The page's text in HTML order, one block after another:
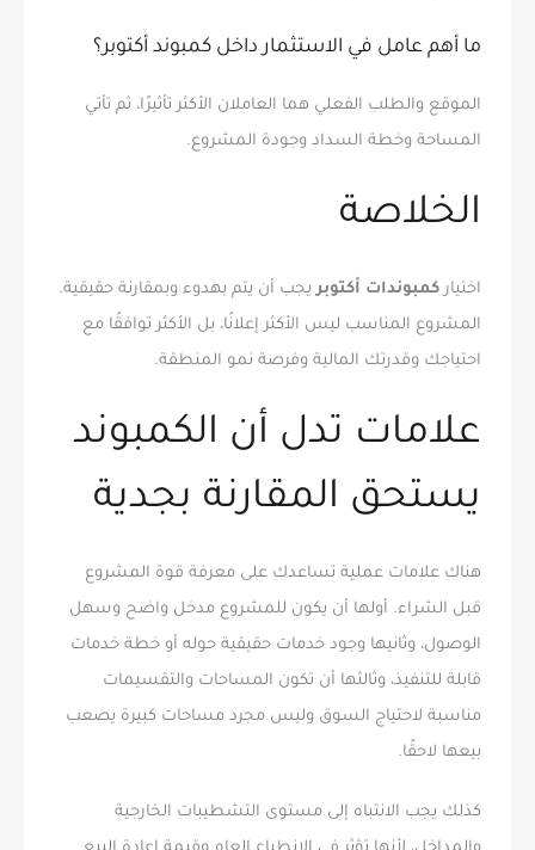
ما أهم عامل في الاستثمار داخل كمبوند أكتوبر؟
الموقع والطلب الفعلي هما العاملان الأكثر تأثيرًا، ثم تأتي
المساحة وخطة السداد وجودة المشروع.
الخلاصة
اختيار كمبوندات أكتوبر يجب أن يتم بهدوء وبمقارنة حقيقية.
المشروع المناسب ليس الأكثر إعلانًا، بل الأكثر توافقًا مع
احتياجك وقدرتك المالية وفرصة نمو المنطقة.
علامات تدل أن الكمبوند
يستحق المقارنة بجدية
هناك علامات عملية تساعدك على معرفة قوة المشروع
قبل الشراء. أولها أن يكون للمشروع مدخل واضح وسهل
الوصول، وثانيها وجود خدمات حقيقية حوله أو خطة خدمات
قابلة للتنفيذ، وثالثها أن تكون المساحات والتقسيمات
مناسبة لاحتياج السوق وليس مجرد مساحات كبيرة يصعب
بيعها لاحقًا.
كذلك يجب الانتباه إلى مستوى التشطيبات الخارجية